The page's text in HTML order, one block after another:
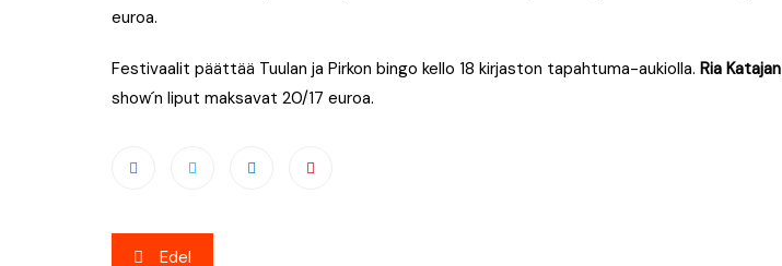
euroa.
Festivaalit päättää Tuulan ja Pirkon bingo kello 18 kirjaston tapahtuma-aukiolla. Ria Katajan
show´n liput maksavat 20/17 euroa.
Artikkelien
Edel